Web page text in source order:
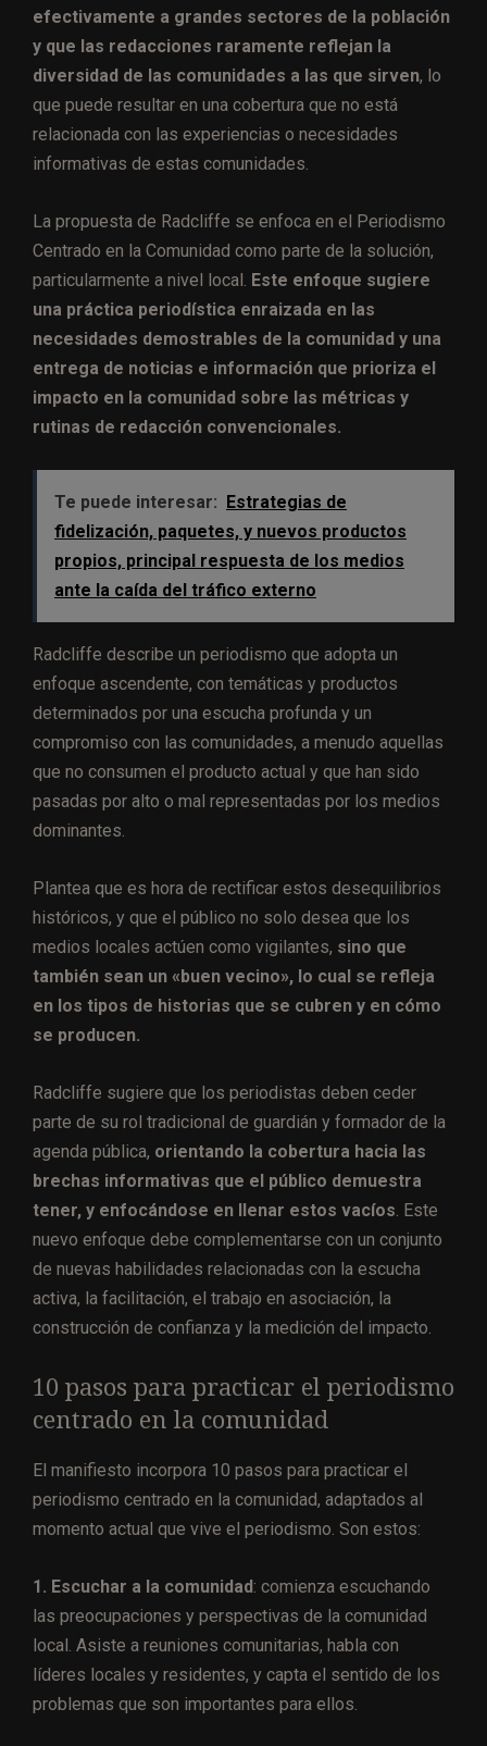
efectivamente a grandes sectores de la población
y que las redacciones raramente reflejan la
diversidad de las comunidades a las que sirven, lo
que puede resultar en una cobertura que no está
relacionada con las experiencias o necesidades
informativas de estas comunidades.
La propuesta de Radcliffe se enfoca en el Periodismo
Centrado en la Comunidad como parte de la solución,
particularmente a nivel local. Este enfoque sugiere
una práctica periodística enraizada en las
necesidades demostrables de la comunidad y una
entrega de noticias e información que prioriza el
impacto en la comunidad sobre las métricas y
rutinas de redacción convencionales.
Te puede interesar:
Estrategias de
fidelización, paquetes, y nuevos productos
propios, principal respuesta de los medios
ante la caída del tráfico externo
Radcliffe describe un periodismo que adopta un
enfoque ascendente, con temáticas y productos
determinados por una escucha profunda y un
compromiso con las comunidades, a menudo aquellas
que no consumen el producto actual y que han sido
pasadas por alto o mal representadas por los medios
dominantes.
Plantea que es hora de rectificar estos desequilibrios
históricos, y que el público no solo desea que los
medios locales actúen como vigilantes, sino que
también sean un «buen vecino», lo cual se refleja
en los tipos de historias que se cubren y en cómo
se producen.
Radcliffe sugiere que los periodistas deben ceder
parte de su rol tradicional de guardián y formador de la
agenda pública, orientando la cobertura hacia las
brechas informativas que el público demuestra
tener, y enfocándose en llenar estos vacíos. Este
nuevo enfoque debe complementarse con un conjunto
de nuevas habilidades relacionadas con la escucha
activa, la facilitación, el trabajo en asociación, la
construcción de confianza y la medición del impacto.
10 pasos para practicar el periodismo
centrado en la comunidad
El manifiesto incorpora 10 pasos para practicar el
periodismo centrado en la comunidad, adaptados al
momento actual que vive el periodismo. Son estos:
1. Escuchar a la comunidad : comienza escuchando
las preocupaciones y perspectivas de la comunidad
local. Asiste a reuniones comunitarias, habla con
líderes locales y residentes, y capta el sentido de los
problemas que son importantes para ellos.